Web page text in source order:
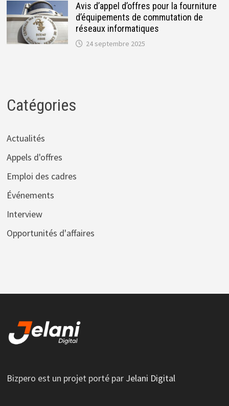
Avis d’appel d’offres pour la fourniture
d’équipements de commutation de
réseaux informatiques
24 septembre 2025
Catégories
Actualités
Appels d'offres
Emploi des cadres
Événements
Interview
Opportunités d'affaires
Bizpero est un projet porté par Jelani Digital